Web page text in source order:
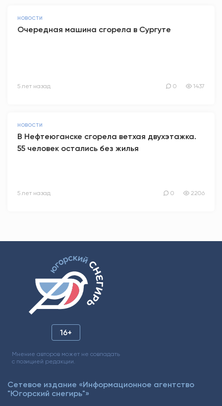
НОВОСТИ
Очередная машина сгорела в Сургуте
5 лет назад 0 1437
НОВОСТИ
В Нефтеюганске сгорела ветхая двухэтажка.
55 человек остались без жилья
5 лет назад 0 2206
16+
Мнение авторов может не совпадать
с позицией редакции.
Сетевое издание «Информационное агентство
"Югорский снегирь"»